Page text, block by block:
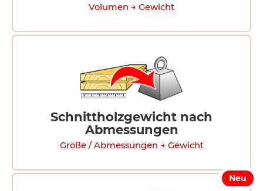
Volumen → Gewicht
Schnittholzgewicht nach
Abmessungen
Größe / Abmessungen → Gewicht
Neu